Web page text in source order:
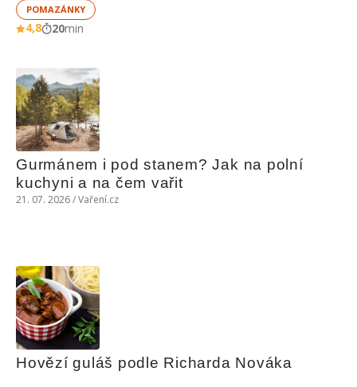
POMAZÁNKY
4,8 20min
Gurmánem i pod stanem? Jak na polní
kuchyni a na čem vařit
21. 07. 2026 / Vaření.cz
Hovězí guláš podle Richarda Nováka